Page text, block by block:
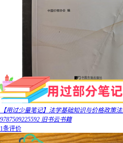
【用过少量笔记】法学基础知识与价格政策
9787509225592 旧书云书籍
1条评价